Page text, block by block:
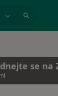
se na